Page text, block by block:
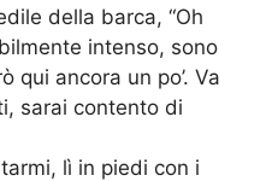
della barca, “Oh
intenso, sono
qui ancora un po’. Va
sarai contento di
lì in piedi con i